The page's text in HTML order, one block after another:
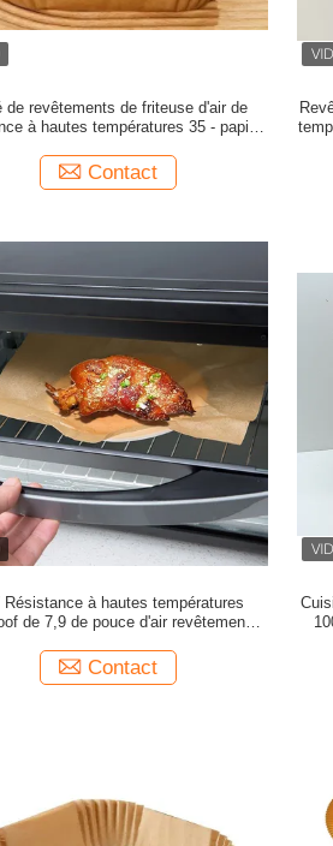
de revêtements de friteuse d'air de
à hautes températures 35 - papier
Contact
Résistance à hautes températures
de 7,9 de pouce d'air revêtements
Contact